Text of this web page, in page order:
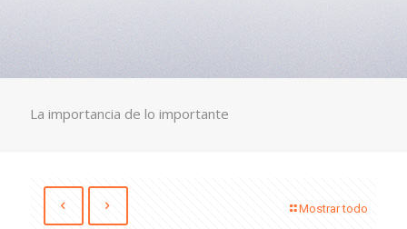
La importancia de lo importante
Mostrar todo